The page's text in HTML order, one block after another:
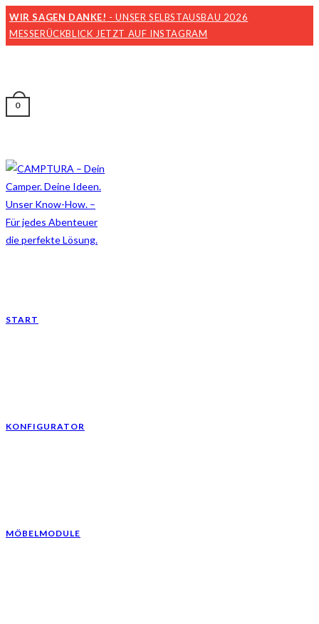
WIR SAGEN DANKE! - UNSER SELBSTAUSBAU 2026
MESSERÜCKBLICK JETZT AUF INSTAGRAM
0
START
KONFIGURATOR
MÖBELMODULE